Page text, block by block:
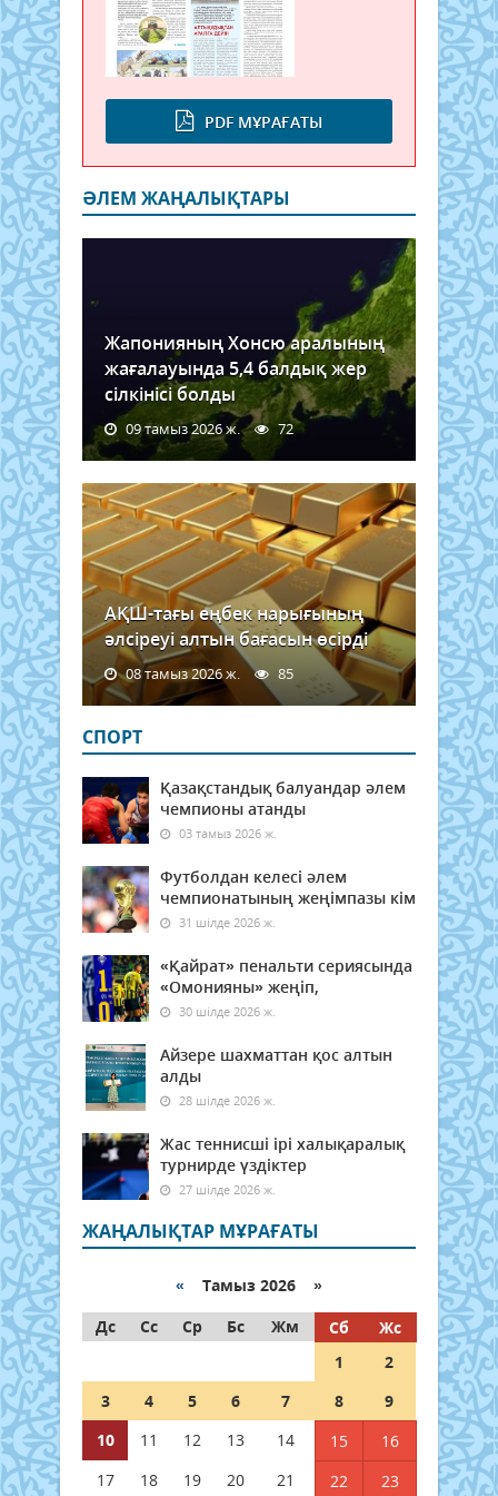
PDF МҰРАҒАТЫ
ӘЛЕМ ЖАҢАЛЫҚТАРЫ
Жапонияның Хонсю аралының
жағалауында 5,4 балдық жер
сілкінісі болды
09 тамыз 2026 ж. 72
АҚШ-тағы еңбек нарығының
әлсіреуі алтын бағасын өсірді
08 тамыз 2026 ж. 85
СПОРТ
Қазақстандық балуандар әлем
чемпионы атанды
03 тамыз 2026 ж.
Футболдан келесі әлем
чемпионатының жеңімпазы кім
31 шілде 2026 ж.
«Қайрат» пенальти сериясында
«Омонияны» жеңіп,
30 шілде 2026 ж.
Айзере шахматтан қос алтын
алды
28 шілде 2026 ж.
Жас теннисші ірі халықаралық
турнирде үздіктер
27 шілде 2026 ж.
ЖАҢАЛЫҚТАР МҰРАҒАТЫ
« Тамыз 2026 »
Дс
Сс Ср Бс Жм Сб
Жс
1
2
3
4 5 6 7 8
9
10
11 12 13 14 15
16
17
18 19 20 21 22 23